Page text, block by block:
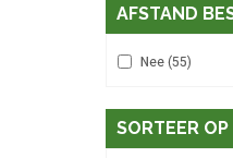
AFSTAND
Nee (55)
SORTEER OP